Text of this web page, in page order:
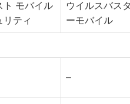
ト モバイル
リティ
ウイルスバスタ
ーモバイル
–